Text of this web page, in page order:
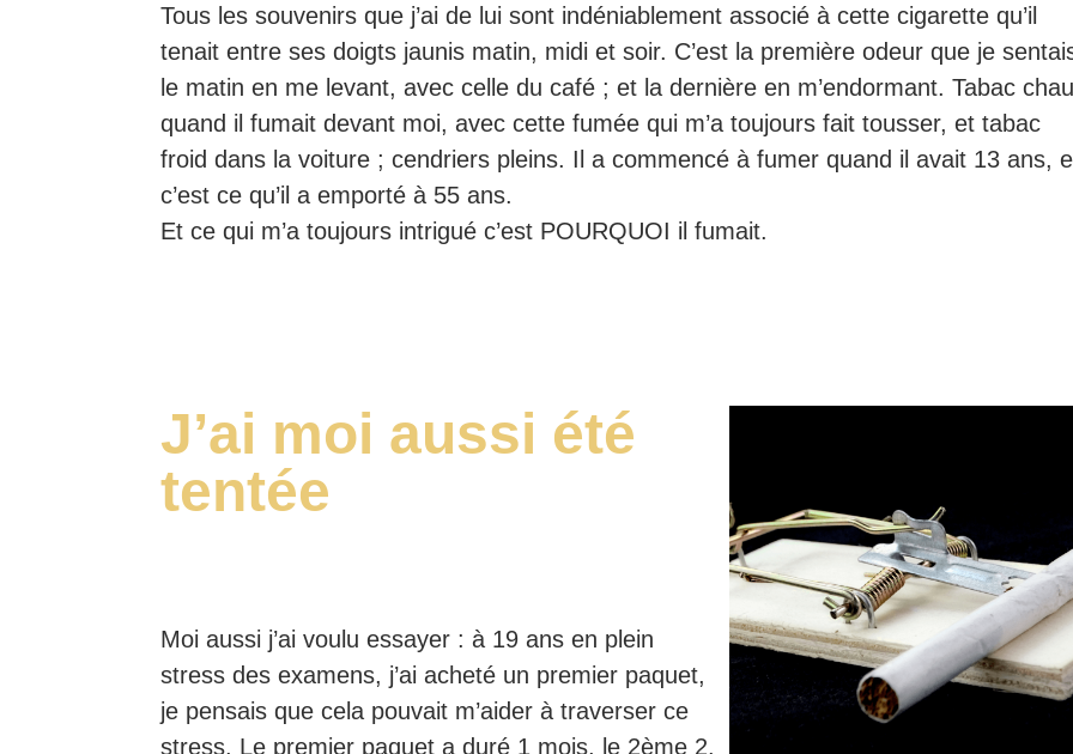
Tous les souvenirs que j’ai de lui sont indéniablement associé à cette cigarette qu’il
tenait entre ses doigts jaunis matin, midi et soir. C’est la première odeur que je
le matin en me levant, avec celle du café ; et la dernière en m’endormant. Tabac
quand il fumait devant moi, avec cette fumée qui m’a toujours fait tousser, et tabac
froid dans la voiture ; cendriers pleins. Il a commencé à fumer quand il avait 13 ans,
c’est ce qu’il a emporté à 55 ans.
Et ce qui m’a toujours intrigué c’est POURQUOI il fumait.
J’ai moi aussi été
tentée
Moi aussi j’ai voulu essayer : à 19 ans en plein
stress des examens, j’ai acheté un premier paquet,
je pensais que cela pouvait m’aider à traverser ce
stress. Le premier paquet a duré 1 mois, le 2ème 2.